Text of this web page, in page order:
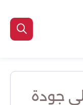
جودة